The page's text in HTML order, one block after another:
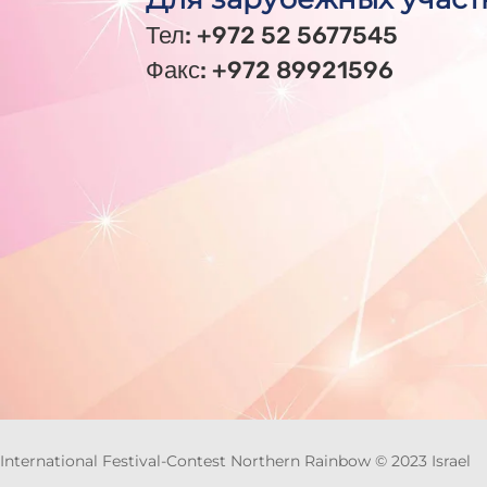
Тел: +972 52 5677545
Факс: +972 89921596
International Festival-Contest Northern Rainbow © 2023 Israel